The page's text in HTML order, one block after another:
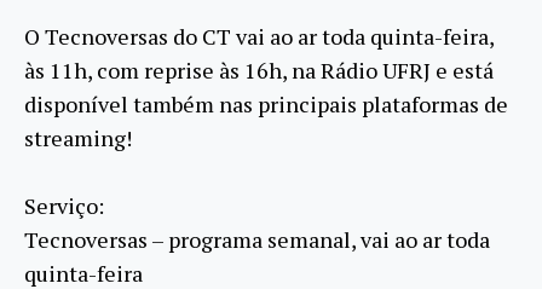
O Tecnoversas do CT vai ao ar toda quinta-feira,
às 11h, com reprise às 16h, na Rádio UFRJ e está
disponível também nas principais plataformas de
streaming!
Serviço:
Tecnoversas – programa semanal, vai ao ar toda
quinta-feira